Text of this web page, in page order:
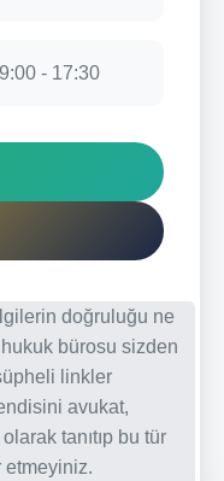
- 17:30
doğruluğu ne
bürosu sizden
linkler
avukat,
tanıtıp bu tür